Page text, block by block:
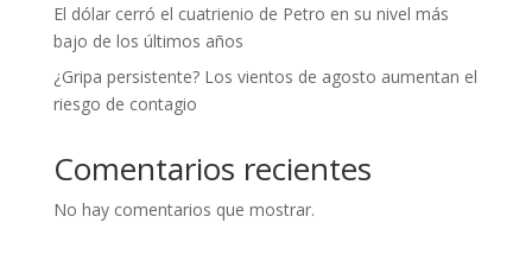
El dólar cerró el cuatrienio de Petro en su nivel más
bajo de los últimos años
¿Gripa persistente? Los vientos de agosto aumentan el
riesgo de contagio
Comentarios recientes
No hay comentarios que mostrar.